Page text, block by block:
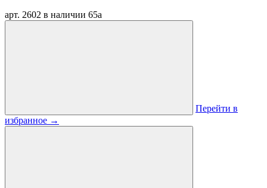
арт. 2602 в наличии 65a
Перейти в
избранное →